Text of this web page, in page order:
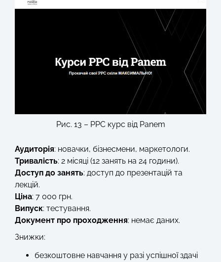
Рис. 13 – РРС курс від Panem
Аудиторія: новачки, бізнесмени, маркетологи.
Тривалість: 2 місяці (12 занять на 24 години).
Доступ до занять: доступ до презентацій та
лекцій.
Ціна: 7 000 грн.
Випуск: тестування.
Документ про проходження: немає даних.
Знижки:
безкоштовне навчання у разі успішної здачі